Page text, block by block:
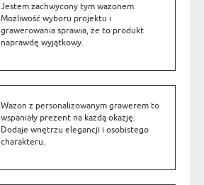
Jestem zachwycony tym wazonem.
Możliwość wyboru projektu i
grawerowania sprawia, że to produkt
naprawdę wyjątkowy.
Wazon z personalizowanym grawerem to
wspaniały prezent na każdą okazję.
Dodaje wnętrzu elegancji i osobistego
charakteru.